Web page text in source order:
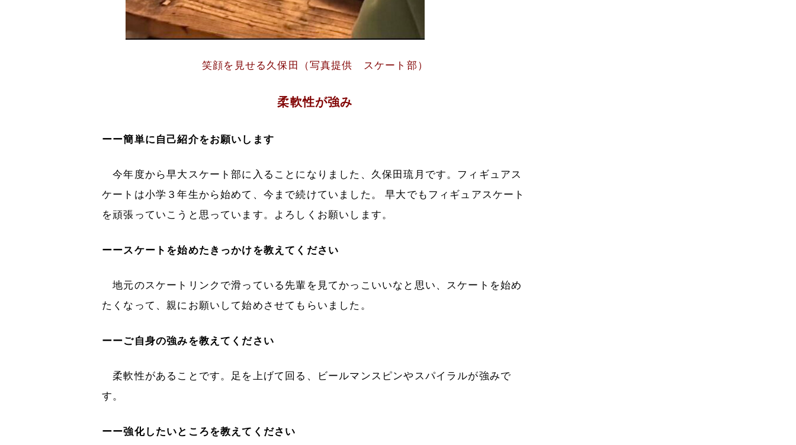
笑顔を見せる久保田（写真提供 スケート部）
柔軟性が強み
ーー簡単に自己紹介をお願いします
今年度から早大スケート部に入ることになりました、久保田琉月です。フィギュアス
ケートは小学３年生から始めて、今まで続けていました。 早大でもフィギュアスケート
を頑張っていこうと思っています。よろしくお願いします。
ーースケートを始めたきっかけを教えてください
地元のスケートリンクで滑っている先輩を見てかっこいいなと思い、スケートを始め
たくなって、親にお願いして始めさせてもらいました。
ーーご自身の強みを教えてください
柔軟性があることです。足を上げて回る、ビールマンスピンやスパイラルが強みで
す。
ーー強化したいところを教えてください